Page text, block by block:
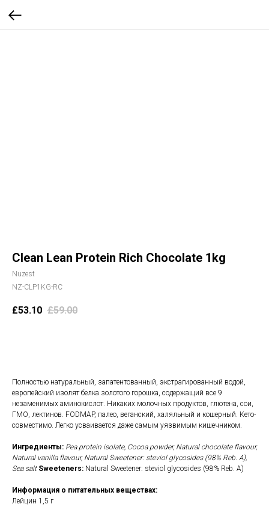
Clean Lean Protein Rich Chocolate 1kg
Nuzest
NZ-CLP1KG-RC
£53.10 £59.00
Полностью натуральный, запатентованный, экстрагированный водой,
европейский изолят белка золотого горошка, содержащий все 9
незаменимых аминокислот. Никаких молочных продуктов, глютена, сои,
ГМО, лектинов. FODMAP, палео, веганский, халяльный и кошерный. Кето-
совместимо. Легко усваивается даже самым уязвимым кишечником.
Ингредиенты: Pea protein isolate, Cocoa powder, Natural chocolate flavour,
Natural vanilla flavour, Natural Sweetener: steviol glycosides (98% Reb. A),
Sea salt Sweeteners: Natural Sweetener: steviol glycosides (98% Reb. A)
Информация о питательных веществах:
Лейцин 1,5 г